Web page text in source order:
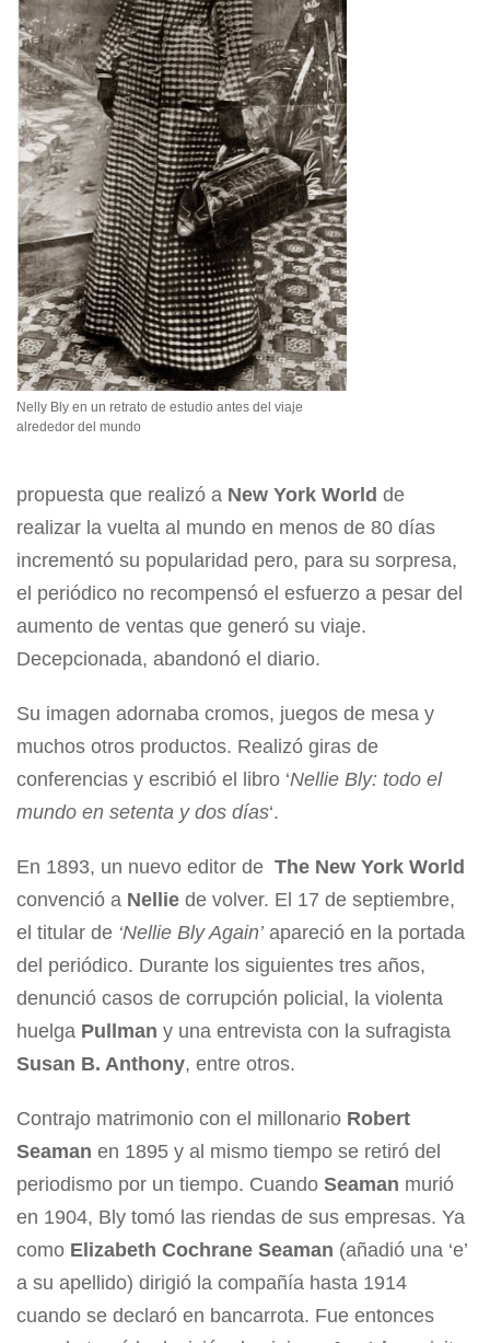
Nelly Bly en un retrato de estudio antes del viaje
alrededor del mundo
propuesta que realizó a New York World de
realizar la vuelta al mundo en menos de 80 días
incrementó su popularidad pero, para su sorpresa,
el periódico no recompensó el esfuerzo a pesar del
aumento de ventas que generó su viaje.
Decepcionada, abandonó el diario.
Su imagen adornaba cromos, juegos de mesa y
muchos otros productos. Realizó giras de
conferencias y escribió el libro ‘Nellie Bly: todo el
mundo en setenta y dos días‘.
En 1893, un nuevo editor de The New York World
convenció a Nellie de volver. El 17 de septiembre,
el titular de ‘Nellie Bly Again’ apareció en la portada
del periódico. Durante los siguientes tres años,
denunció casos de corrupción policial, la violenta
huelga Pullman y una entrevista con la sufragista
Susan B. Anthony, entre otros.
Contrajo matrimonio con el millonario Robert
Seaman en 1895 y al mismo tiempo se retiró del
periodismo por un tiempo. Cuando Seaman murió
en 1904, Bly tomó las riendas de sus empresas. Ya
como Elizabeth Cochrane Seaman (añadió una ‘e’
a su apellido) dirigió la compañía hasta 1914
cuando se declaró en bancarrota. Fue entonces